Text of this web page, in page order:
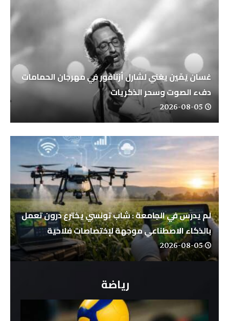
غسان يَمّين يغني لشارل أزنافور في مهرجان الحمامات
دفء الصوت وسحر الذكريات
2026-08-05
لم يدرس في الجامعة : شاب تونسي يخترع درون تعمل
بالذكاء الاصطناعي موجهة لإختصاصات فلاحية
2026-08-05
رياضة